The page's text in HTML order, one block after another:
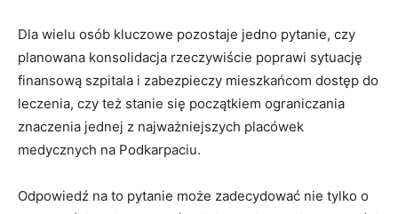
Dla wielu osób kluczowe pozostaje jedno pytanie, czy
planowana konsolidacja rzeczywiście poprawi sytuację
finansową szpitala i zabezpieczy mieszkańcom dostęp do
leczenia, czy też stanie się początkiem ograniczania
znaczenia jednej z najważniejszych placówek
medycznych na Podkarpaciu.
Odpowiedź na to pytanie może zadecydować nie tylko o